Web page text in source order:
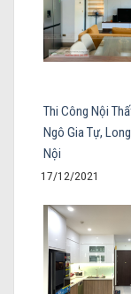
Thi Công Nội
Ngô Gia Tự,
Nội
17/12/2021